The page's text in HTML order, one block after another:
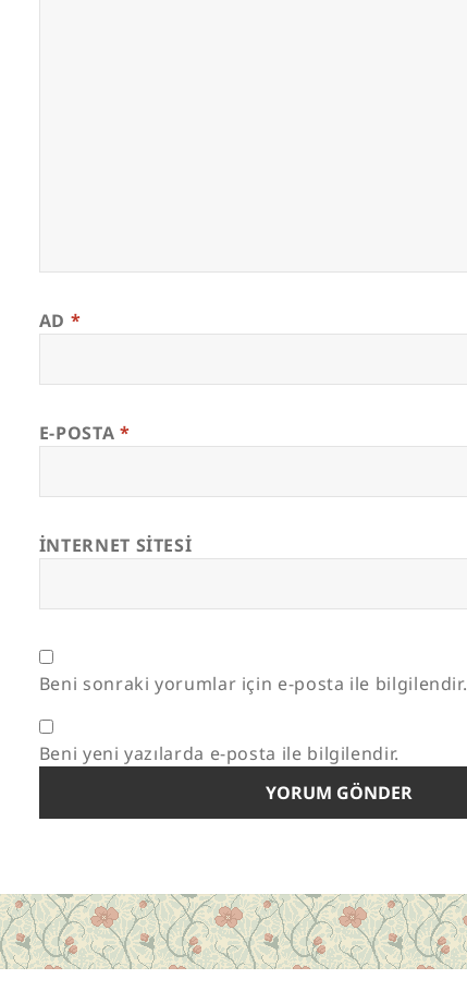
AD *
E-POSTA *
İNTERNET SITESI
Beni sonraki yorumlar için e-posta ile bilgilendir.
Beni yeni yazılarda e-posta ile bilgilendir.